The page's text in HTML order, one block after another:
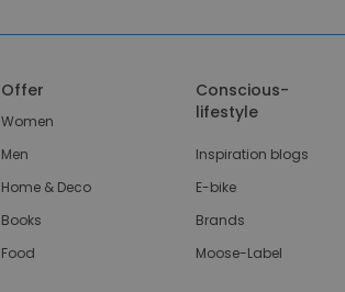
Offer
Women
Men
Home & Deco
Books
Food
Conscious-
lifestyle
Inspiration blogs
E-bike
Brands
Moose-Label